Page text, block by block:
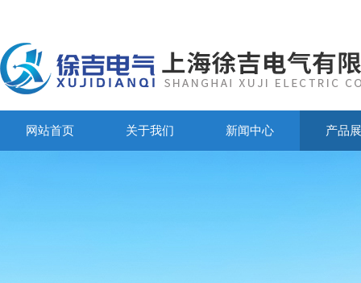
网站首页 关于我们 新闻中心 产品